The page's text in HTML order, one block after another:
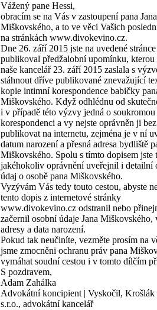
Vážený pane Hessi,
obracím se na Vás v zastoupení pana Jana
Miškovského, a to ve věci Vašich
na stránkách www.divokevino.cz.
Dne 26. září 2015 jste na uvedené stránce
publikoval předžalobní upomínku,
naše kancelář 23. září 2015 zaslala s
stáhnout dříve publikované znevažující
kopie intimní korespondence babičky
Miškovského. Když odhlédnu od
i v případě této výzvy jedná o soukromou
korespondenci a vy nejste oprávněn ji
publikovat na internetu, zejména je v ní
datum narození a přesná adresa bydliště
Miškovského. Spolu s tímto dopisem jste
jakéhokoliv oprávnění uveřejnil i detailní
údaj o osobě pana Miškovského.
Vyzývám Vás tedy touto cestou, abyste
tento dopis z internetové stránky
www.divokevino.cz odstranil nebo
začernil osobní údaje Jana Miškovského,
adresy a data narození.
Pokud tak neučiníte, vezměte prosím na
jsme zmocněni ochranu práv pana
vymáhat soudní cestou i v tomto dílčím
S pozdravem,
Adam Zahálka
Advokátní koncipient | Vyskočil, Krošlák
s.r.o., advokátní kancelář